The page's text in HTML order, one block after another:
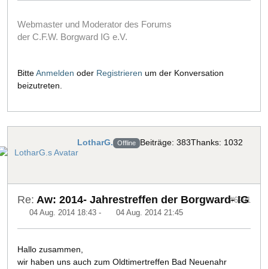
Webmaster und Moderator des Forums
der C.F.W. Borgward IG e.V.
BitteAnmelden oder Registrieren um der Konversation
beizutreten.
LotharG. Offline Beiträge: 383Thanks: 1032
Re: Aw: 2014- Jahrestreffen der Borgward- IG
04 Aug. 2014 18:43 - 04 Aug. 2014 21:45
#6991
Hallo zusammen,
wir haben uns auch zum Oldtimertreffen Bad Neuenahr